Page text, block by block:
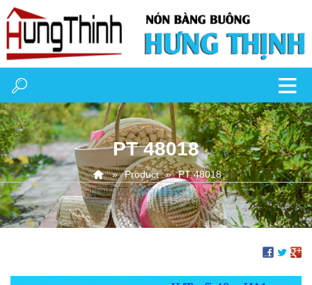
PT 48018
Product PT 48018